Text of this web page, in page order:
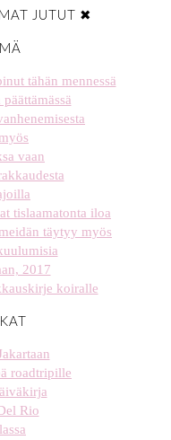
JUTUT ✖
tähän mennessä
vaan
tislaamatonta iloa
täytyy myös
2017
koiralle
roadtripille
Rio